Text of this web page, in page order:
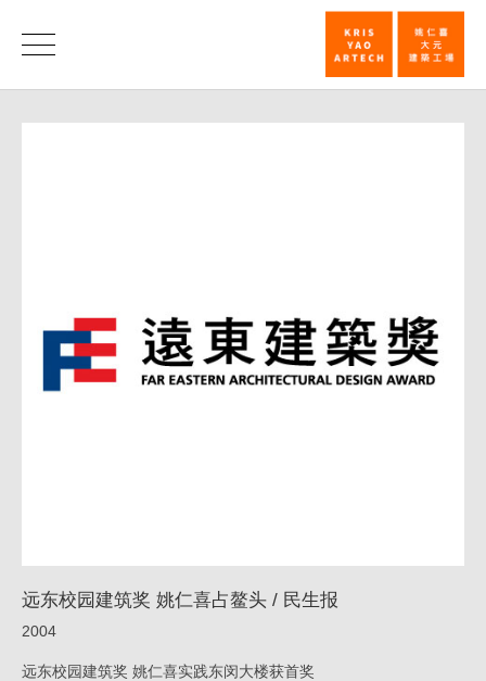
远
东
姚
仁
喜
报
消
远东校园建筑奖 姚仁喜占鳌头 / 民生报
2004
远东校园建筑奖 姚仁喜实践东闵大楼获首奖